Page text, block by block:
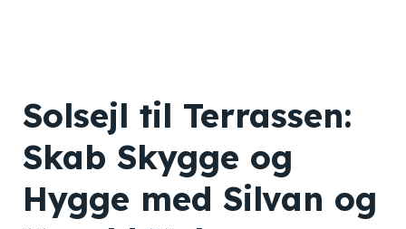
Solsejl til Terrassen:
Skab Skygge og
Hygge med Silvan og